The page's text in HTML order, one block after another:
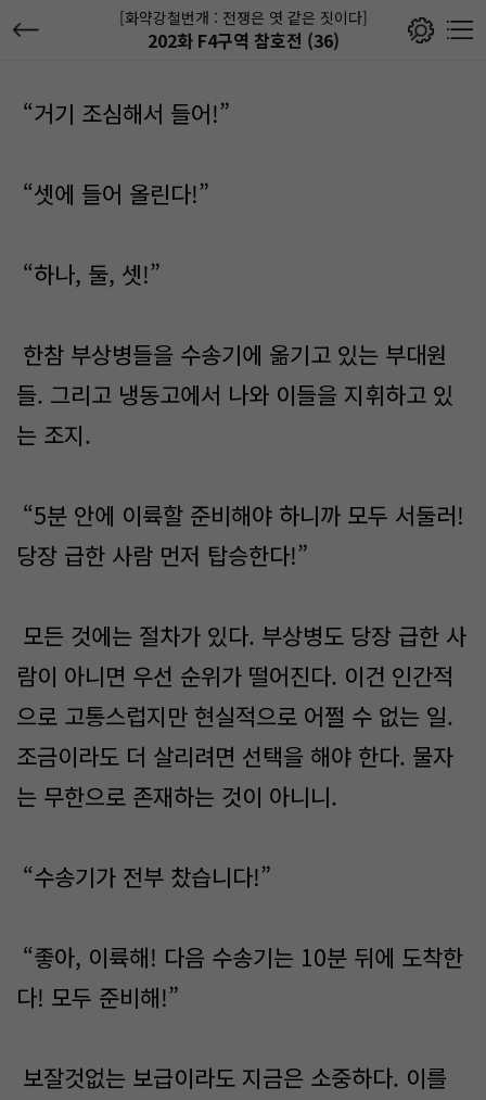
[화약강철번개 : 전쟁은 엿 같은 짓이다]
202화 F4구역 참호전 (36)
“거기 조심해서 들어!”
“셋에 들어 올린다!”
“하나, 둘, 셋!”
한참 부상병들을 수송기에 옮기고 있는 부대원
들. 그리고 냉동고에서 나와 이들을 지휘하고 있
는 조지.
“5분 안에 이륙할 준비해야 하니까 모두 서둘러!
당장 급한 사람 먼저 탑승한다!”
모든 것에는 절차가 있다. 부상병도 당장 급한 사
람이 아니면 우선 순위가 떨어진다. 이건 인간적
으로 고통스럽지만 현실적으로 어쩔 수 없는 일.
조금이라도 더 살리려면 선택을 해야 한다. 물자
는 무한으로 존재하는 것이 아니니.
“수송기가 전부 찼습니다!”
“좋아, 이륙해! 다음 수송기는 10분 뒤에 도착한
다! 모두 준비해!”
보잘것없는 보급이라도 지금은 소중하다. 이를